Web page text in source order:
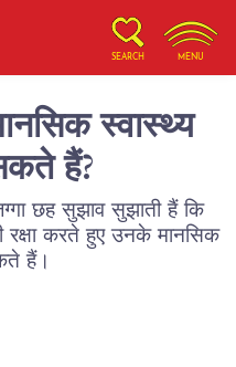
SEARCH MENU
स्वास्थ्य
हैं?
छह सुझाव सुझाती हैं कि
रक्षा करते हुए उनके मानसिक
हैं।